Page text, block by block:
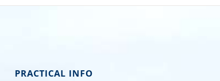
PRACTICAL INFO